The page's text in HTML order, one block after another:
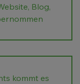
Blog,
kommt es